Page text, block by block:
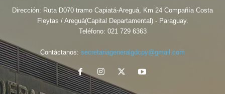
Dirección: Ruta D070 tramo Capiatá-Areguá, Km 24 Compañía Costa
Fleytas / Areguá(Capital Departamental) - Paraguay.
Teléfono: 021 729 6363
Contáctanos: secretariageneralgdcpy@gmail.com